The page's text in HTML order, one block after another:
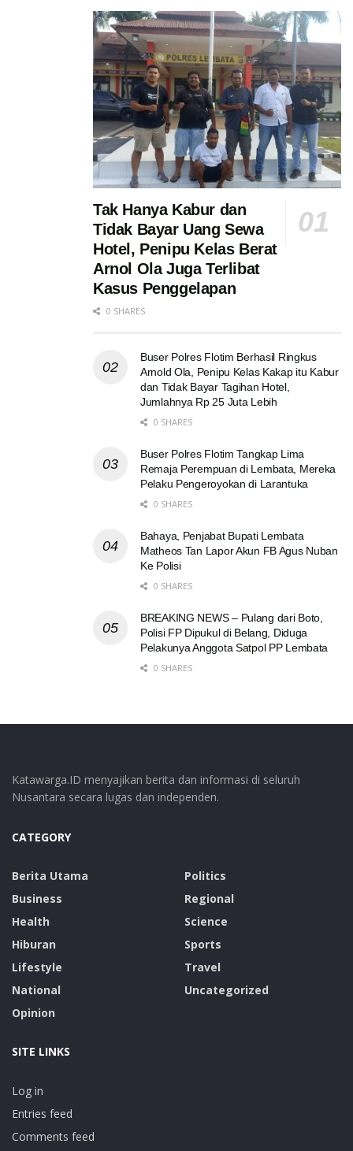
Tak Hanya Kabur dan
Tidak Bayar Uang Sewa
Hotel, Penipu Kelas Berat
Arnol Ola Juga Terlibat
Kasus Penggelapan
0 SHARES
Buser Polres Flotim Berhasil Ringkus
Arnold Ola, Penipu Kelas Kakap itu Kabur
dan Tidak Bayar Tagihan Hotel,
Jumlahnya Rp 25 Juta Lebih
0 SHARES
Buser Polres Flotim Tangkap Lima
Remaja Perempuan di Lembata, Mereka
Pelaku Pengeroyokan di Larantuka
0 SHARES
Bahaya, Penjabat Bupati Lembata
Matheos Tan Lapor Akun FB Agus Nuban
Ke Polisi
0 SHARES
BREAKING NEWS – Pulang dari Boto,
Polisi FP Dipukul di Belang, Diduga
Pelakunya Anggota Satpol PP Lembata
0 SHARES
Katawarga.ID menyajikan berita dan informasi di seluruh
Nusantara secara lugas dan independen.
CATEGORY
Berita Utama
Business
Health
Hiburan
Lifestyle
National
Opinion
Politics
Regional
Science
Sports
Travel
Uncategorized
SITE LINKS
Log in
Entries feed
Comments feed